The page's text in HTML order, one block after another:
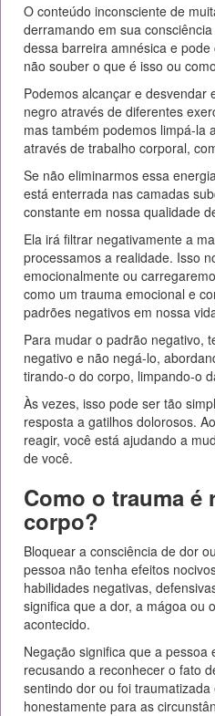
O conteúdo inconsciente de
derramando em sua
dessa barreira amnésica e
não souber o que é isso ou
Podemos alcançar e desvendar
negro através de diferentes
mas também podemos limpá-la
através de trabalho corporal,
Se não eliminarmos essa
está enterrada nas camadas
constante em nossa qualidade
Ela irá filtrar negativamente a
processamos a realidade. Isso
emocionalmente ou
como um trauma emocional e
padrões negativos em nossa
Para mudar o padrão negativo,
negativo e não negá-lo,
tirando-o do corpo, limpando-o
Às vezes, isso pode ser tão
resposta a gatilhos dolorosos.
reagir, você está ajudando a
de você.
Como o trauma é
corpo?
Bloquear a consciência de dor
pessoa não tenha efeitos
habilidades negativas,
significa que a dor, a mágoa ou
acontecido.
Negação significa que a pessoa
recusando a reconhecer o fato
sentindo dor ou foi
honestamente para as